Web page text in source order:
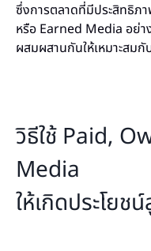
ซึ่งการตลาดที่มีประสิทธิภ
หรือ Earned Media อย่า
ผสมผสานกันให้เหมาะสม
วิธีใช้ Paid,
Media
ให้เกิดประโยช